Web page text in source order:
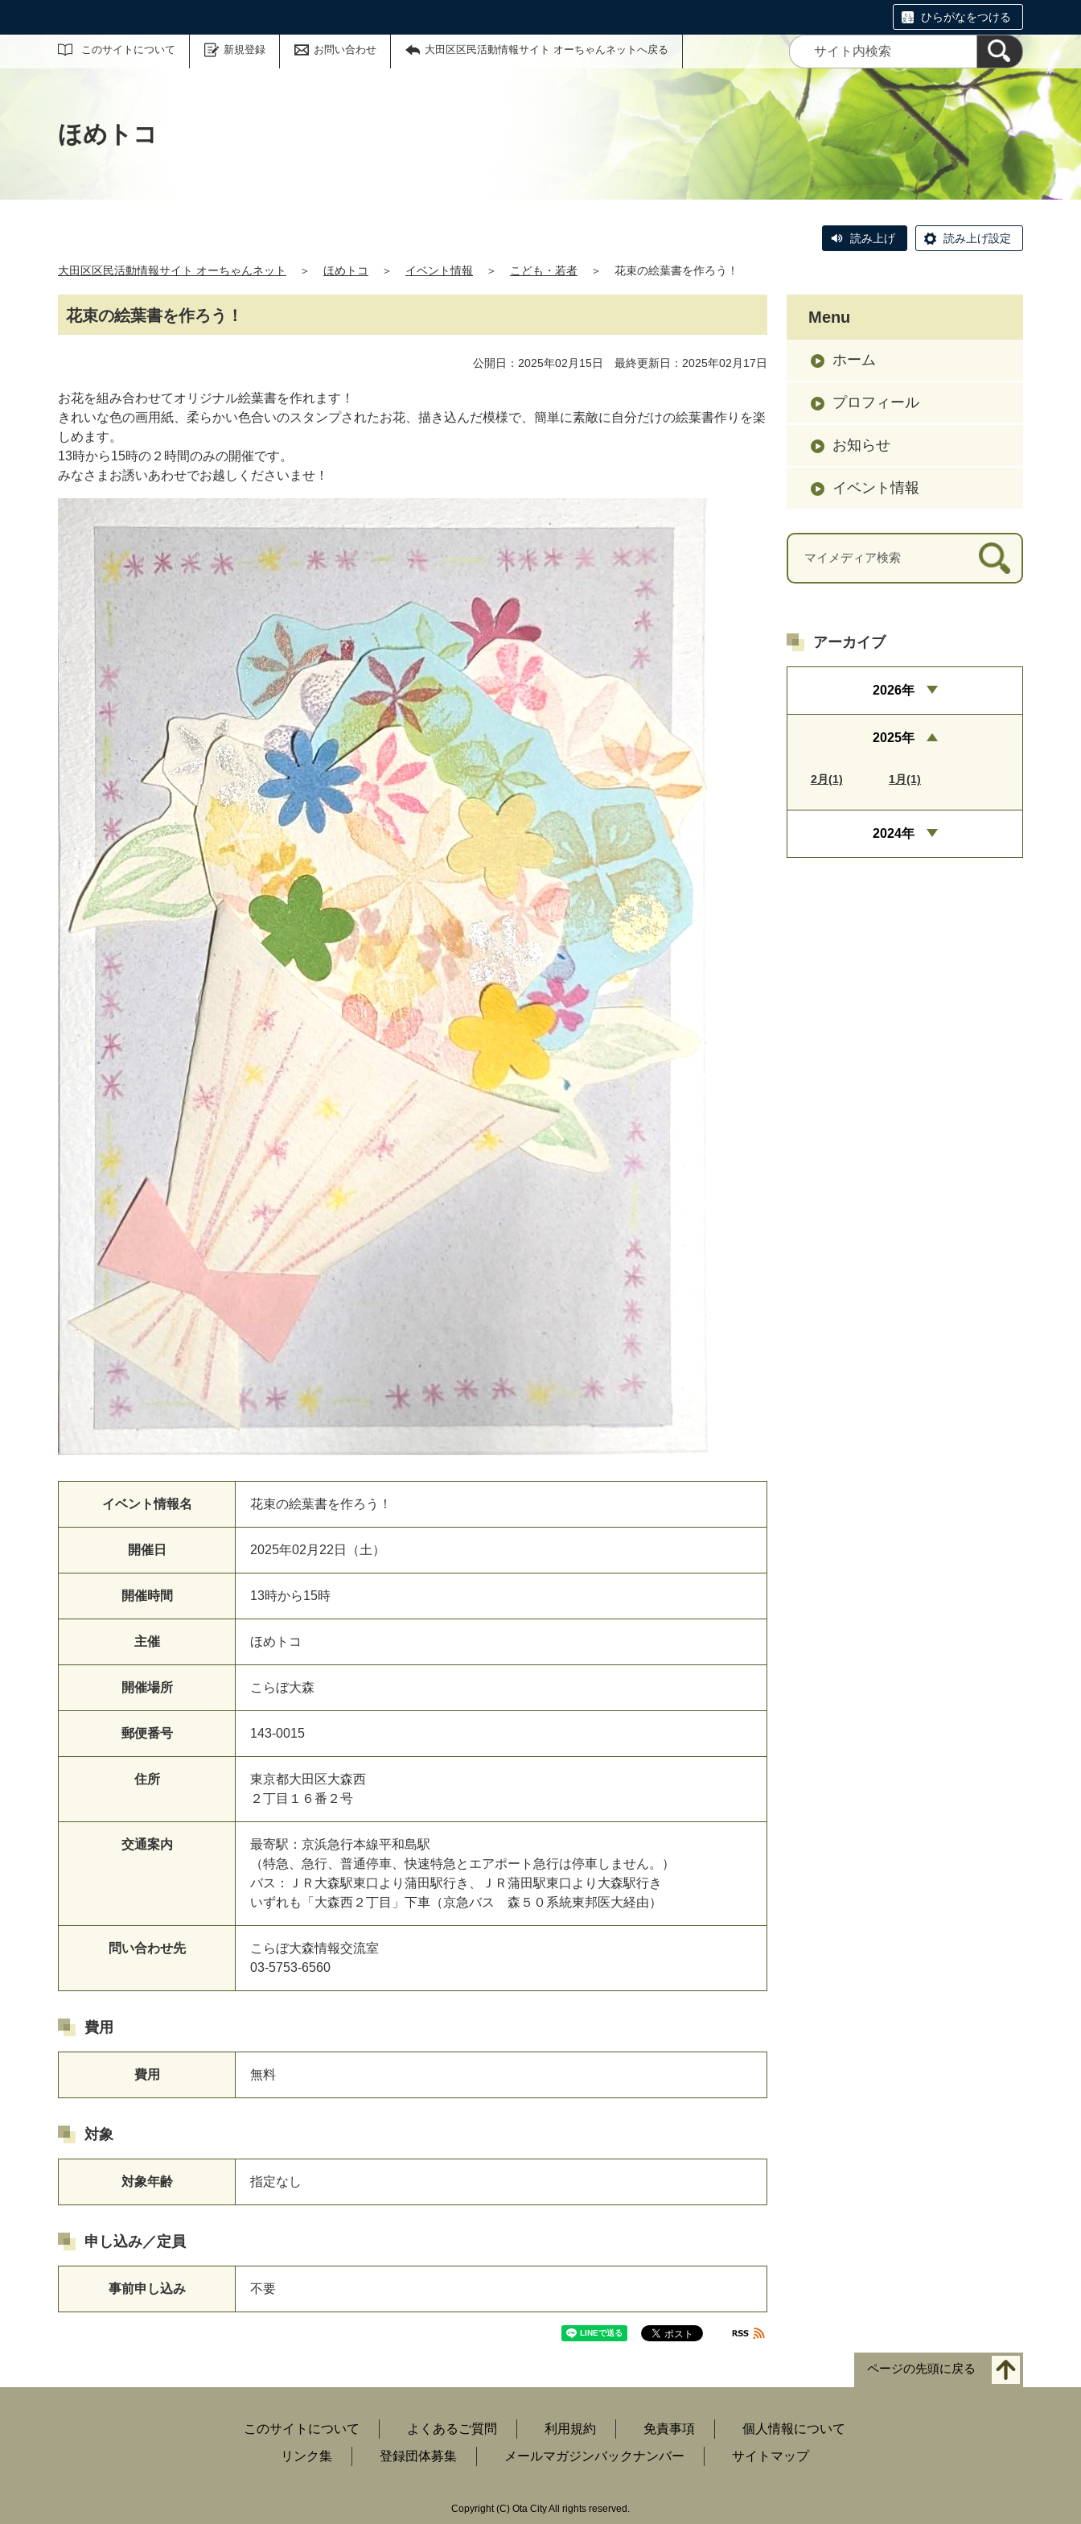
ひらがなをつける
このサイトについて 新規登録 お問い合わせ 大田区区民活動情報サイト オーちゃんネットへ戻る
サイト内検索
ほめトコ
読み上げ 読み上げ設定
大田区区民活動情報サイト オーちゃんネット ＞ ほめトコ ＞ イベント情報 ＞ こども・若者 ＞ 花束の絵葉書を作ろう！
花束の絵葉書を作ろう！
公開日：2025年02月15日 最終更新日：2025年02月17日
お花を組み合わせてオリジナル絵葉書を作れます！
きれいな色の画用紙、柔らかい色合いのスタンプされたお花、描き込んだ模様で、簡単に素敵に自分だけの絵葉書作りを楽
しめます。
13時から15時の２時間のみの開催です。
みなさまお誘いあわせでお越しくださいませ！
イベント情報名 花束の絵葉書を作ろう！
開催日 2025年02月22日（土）
開催時間 13時から15時
主催 ほめトコ
開催場所 こらぼ大森
郵便番号 143-0015
住所
東京都大田区大森西
２丁目１６番２号
交通案内
最寄駅：京浜急行本線平和島駅
（特急、急行、普通停車、快速特急とエアポート急行は停車しません。）
バス：ＪＲ大森駅東口より蒲田駅行き、ＪＲ蒲田駅東口より大森駅行き
いずれも「大森西２丁目」下車（京急バス 森５０系統東邦医大経由）
問い合わせ先
こらぼ大森情報交流室
03-5753-6560
費用
費用 無料
対象
対象年齢 指定なし
申し込み／定員
事前申し込み 不要
Menu
ホーム
プロフィール
お知らせ
イベント情報
アーカイブ
2026年
2025年
2月(1) 1月(1)
2024年
ページの先頭に戻る
このサイトについて よくあるご質問 利用規約 免責事項
個人情報について
リンク集
登録団体募集 メールマガジンバックナンバー サイトマップ
Copyright(C) Ota City All rights reserved.